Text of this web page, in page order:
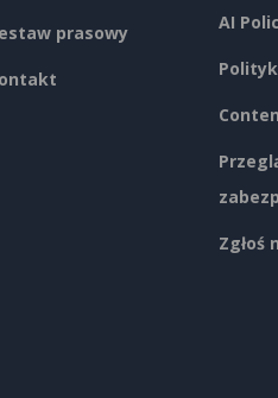
prasowy AI
Zgłoś